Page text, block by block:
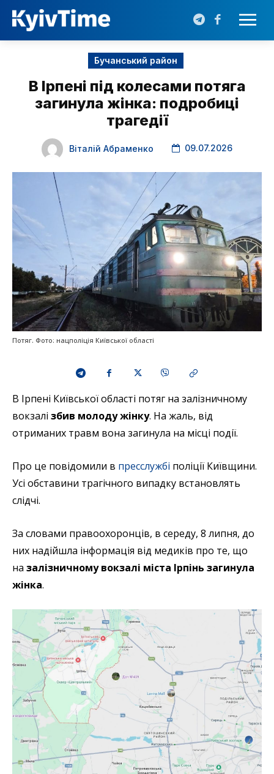
Бучанський район
В Ірпені під колесами потяга
загинула жінка: подробиці
трагедії
Віталій Абраменко 09.07.2026
Потяг. Фото: нацполіція Київської області
В Ірпені Київської області потяг на залізничному
вокзалі збив молоду жінку. На жаль, від
отриманих травм вона загинула на місці події.
Про це повідомили в пресслужбі поліції Київщини.
Усі обставини трагічного випадку встановлять
слідчі.
За словами правоохоронців, в середу, 8 липня, до
них надійшла інформація від медиків про те, що
на залізничному вокзалі міста Ірпінь загинула
жінка.